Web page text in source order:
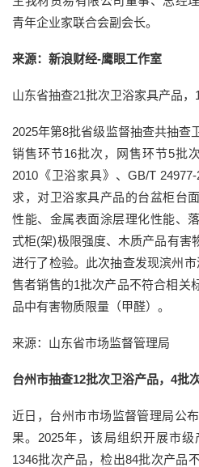
青年企业家联合会副会长。
来源：新浪财经-鹰眼工作室
山东省抽查21批次卫浴家具产品，
2025年第8批省级监督抽查共抽查
销售环节16批次，网售环节5批
2010《卫浴家具》、GB/T
求，对卫浴家具产品的台盆柜台
性能、金属表面涂层理化性能、
式柜(架)极限强度、木质产品有害
进行了检验。此次抽查发现滨州
售者销售的1批次产品不符合相关
品中有害物质限量（甲醛）。
来源：山东省市场监督管理局
台州市抽查12批次卫浴产品，4批
近日，台州市市场监督管理局公
果。2025年，该局组织开展市
1346批次产品，检出84批次产品